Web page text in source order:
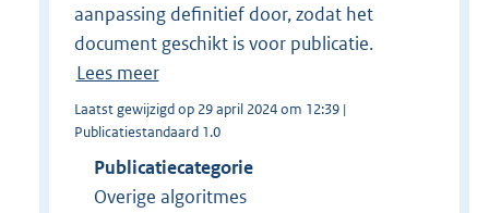
aanpassing definitief door, zodat het
document geschikt is voor publicatie.
Lees meer
Laatst gewijzigd op 29 april 2024 om 12:39 |
Publicatiestandaard 1.0
Publicatiecategorie
Overige algoritmes